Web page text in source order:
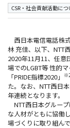
CSR・社会貢献活動につ
西日本電信電話株
林 充佳、以下、NTT
2020年11月11、任
場でのLGBT等 性的
「PRIDE指標2020」
た。なお、NTT西日
年連続となります。
NTT西日本グルー
な人材がともに協働
場づくりに取り組んで